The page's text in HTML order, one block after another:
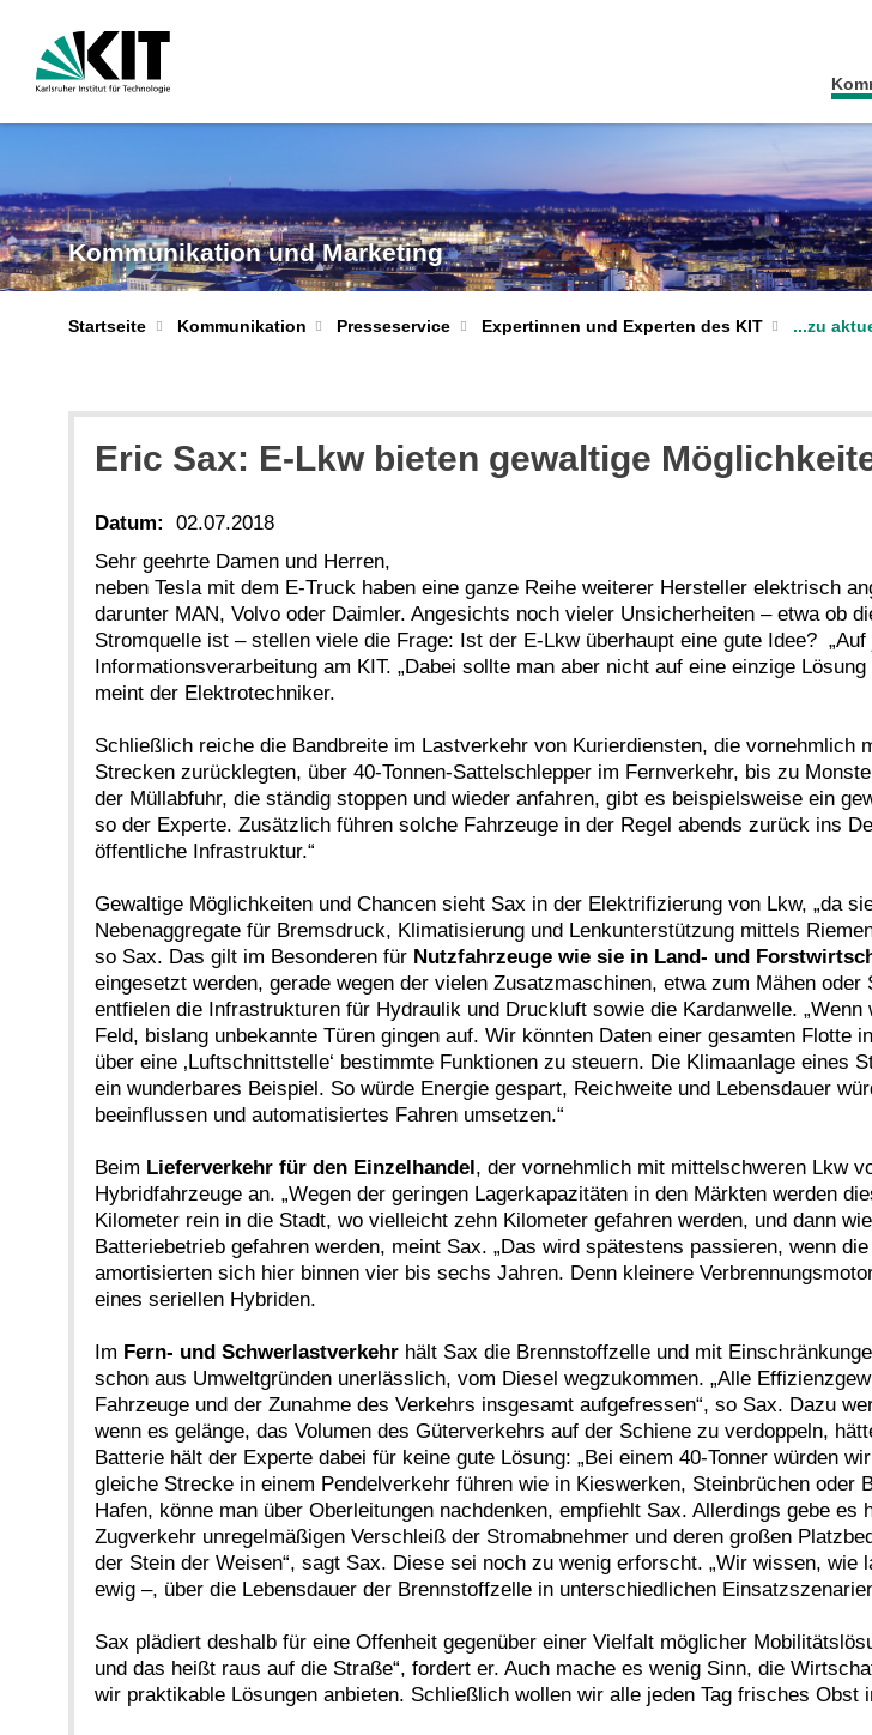
Kommunikation und Marketing
Startseite Kommunikation Presseservice Expertinnen und Experten des KIT ...zu
Eric Sax: E-Lkw bieten gewaltige
Datum:
02.07.2018
Sehr geehrte Damen und Herren,
neben Tesla mit dem E-Truck haben eine ganze Reihe weiterer Hersteller elektrisch
darunter MAN, Volvo oder Daimler. Angesichts noch vieler Unsicherheiten – etwa ob
Stromquelle ist – stellen viele die Frage: Ist der E-Lkw überhaupt eine gute Idee?
Informationsverarbeitung am KIT. „Dabei sollte man aber nicht auf eine einzige
meint der Elektrotechniker.
Schließlich reiche die Bandbreite im Lastverkehr von Kurierdiensten, die
Strecken zurücklegten, über 40-Tonnen-Sattelschlepper im Fernverkehr, bis zu
der Müllabfuhr, die ständig stoppen und wieder anfahren, gibt es beispielsweise ein
so der Experte. Zusätzlich führen solche Fahrzeuge in der Regel abends zurück ins
öffentliche Infrastruktur.“
Gewaltige Möglichkeiten und Chancen sieht Sax in der Elektrifizierung von Lkw, „da
Nebenaggregate für Bremsdruck, Klimatisierung und Lenkunterstützung mittels
so Sax. Das gilt im Besonderen für Nutzfahrzeuge wie sie in Land- und
eingesetzt werden, gerade wegen der vielen Zusatzmaschinen, etwa zum Mähen
entfielen die Infrastrukturen für Hydraulik und Druckluft sowie die Kardanwelle.
Feld, bislang unbekannte Türen gingen auf. Wir könnten Daten einer gesamten
über eine ‚Luftschnittstelle‘ bestimmte Funktionen zu steuern. Die Klimaanlage
ein wunderbares Beispiel. So würde Energie gespart, Reichweite und Lebensdauer
beeinflussen und automatisiertes Fahren umsetzen.“
Beim Lieferverkehr für den Einzelhandel, der vornehmlich mit mittelschweren Lkw
Hybridfahrzeuge an. „Wegen der geringen Lagerkapazitäten in den Märkten werden
Kilometer rein in die Stadt, wo vielleicht zehn Kilometer gefahren werden, und dann
Batteriebetrieb gefahren werden, meint Sax. „Das wird spätestens passieren, wenn
amortisierten sich hier binnen vier bis sechs Jahren. Denn kleinere
eines seriellen Hybriden.
Im Fern- und Schwerlastverkehr hält Sax die Brennstoffzelle und mit
schon aus Umweltgründen unerlässlich, vom Diesel wegzukommen. „Alle
Fahrzeuge und der Zunahme des Verkehrs insgesamt aufgefressen“, so Sax. Dazu
wenn es gelänge, das Volumen des Güterverkehrs auf der Schiene zu verdoppeln,
Batterie hält der Experte dabei für keine gute Lösung: „Bei einem 40-Tonner würden
gleiche Strecke in einem Pendelverkehr führen wie in Kieswerken, Steinbrüchen
Hafen, könne man über Oberleitungen nachdenken, empfiehlt Sax. Allerdings gebe
Zugverkehr unregelmäßigen Verschleiß der Stromabnehmer und deren großen
der Stein der Weisen“, sagt Sax. Diese sei noch zu wenig erforscht. „Wir wissen,
ewig –, über die Lebensdauer der Brennstoffzelle in unterschiedlichen
Sax plädiert deshalb für eine Offenheit gegenüber einer Vielfalt möglicher
und das heißt raus auf die Straße“, fordert er. Auch mache es wenig Sinn, die
wir praktikable Lösungen anbieten. Schließlich wollen wir alle jeden Tag frisches Obst